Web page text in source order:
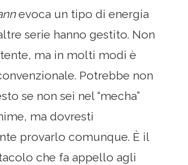
evoca un tipo di energia
serie hanno gestito. Non
ma in molti modi è
Potrebbe non
se non sei nel “mecha”
ma dovresti
provarlo comunque. È il
che fa appello agli